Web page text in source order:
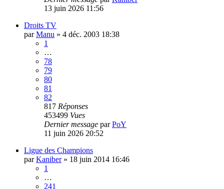
13 juin 2026 11:56
Droits TV
parManu » 4 déc. 2003 18:38
1
…
78
79
80
81
82
817 Réponses
453499 Vues
Dernier message parPoY
11 juin 2026 20:52
Ligue des Champions
parKaniber» 18 juin 2014 16:46
1
…
241